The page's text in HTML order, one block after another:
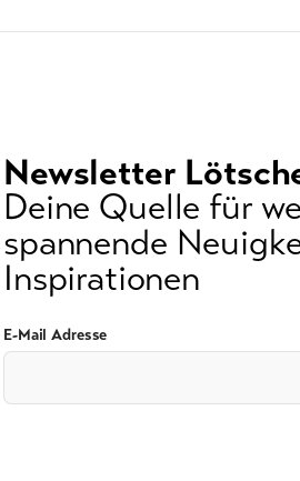
Newsletter
Deine Quelle für
spannende
Inspirationen
E-Mail Adresse